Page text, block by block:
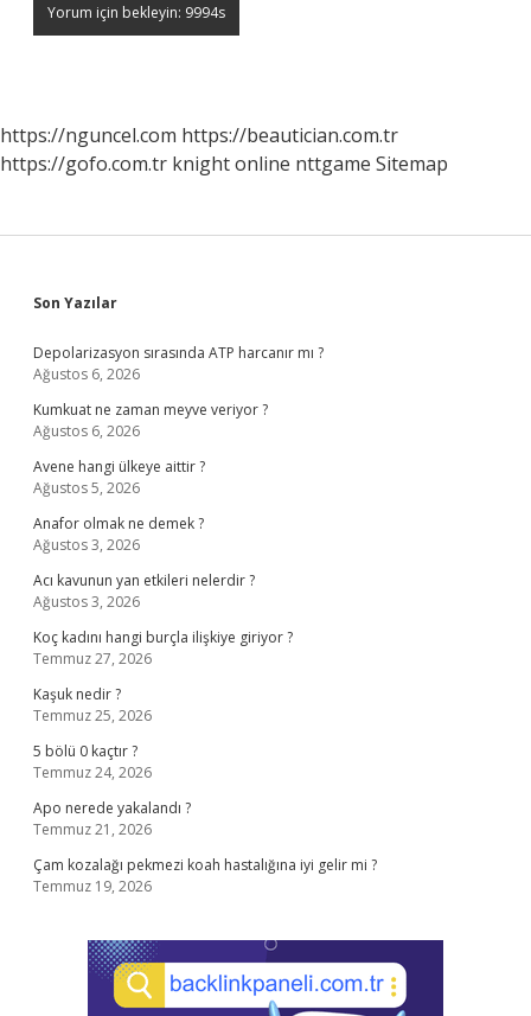
https://nguncel.com https://beautician.com.tr
https://gofo.com.tr knight online nttgame Sitemap
Sidebar
Son Yazılar
Depolarizasyon sırasında ATP harcanır mı ?
Ağustos 6, 2026
Kumkuat ne zaman meyve veriyor ?
Ağustos 6, 2026
Avene hangi ülkeye aittir ?
Ağustos 5, 2026
Anafor olmak ne demek ?
Ağustos 3, 2026
Acı kavunun yan etkileri nelerdir ?
Ağustos 3, 2026
Koç kadını hangi burçla ilişkiye giriyor ?
Temmuz 27, 2026
Kaşuk nedir ?
Temmuz 25, 2026
5 bölü 0 kaçtır ?
Temmuz 24, 2026
Apo nerede yakalandı ?
Temmuz 21, 2026
Çam kozalağı pekmezi koah hastalığına iyi gelir mi ?
Temmuz 19, 2026